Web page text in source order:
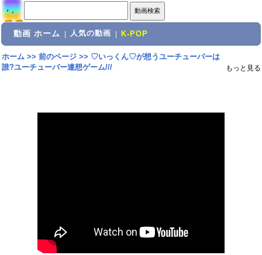
動画 ホーム 人気の動画 K-POP
ホーム>> 前のページ>> ♡いっくん♡が想うユーチューバーは
誰?ユーチューバー連想ゲーム///
もっと見る